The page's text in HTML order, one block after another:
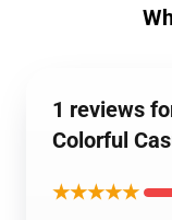
1 reviews
Colorful
★★★★★